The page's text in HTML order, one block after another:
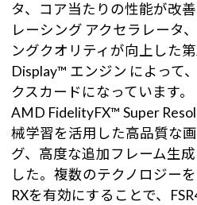
タ、コア当たりの性能が改
レーシング アクセラレータ
ングクオリティが向上した
Display™ エンジン によって
クスカードになっています。
AMD FidelityFX™ Super
械学習を活用した高品質な
グ、高度な追加フレーム生
した。複数のテクノロジー
RXを有効にすることで、